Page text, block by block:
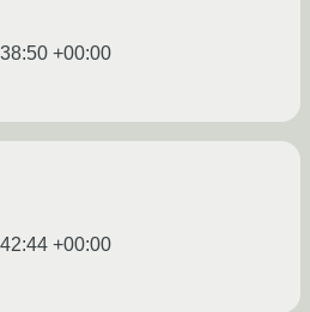
+00:00
+00:00